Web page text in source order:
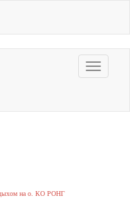
Toggle
на о. КО РОНГ